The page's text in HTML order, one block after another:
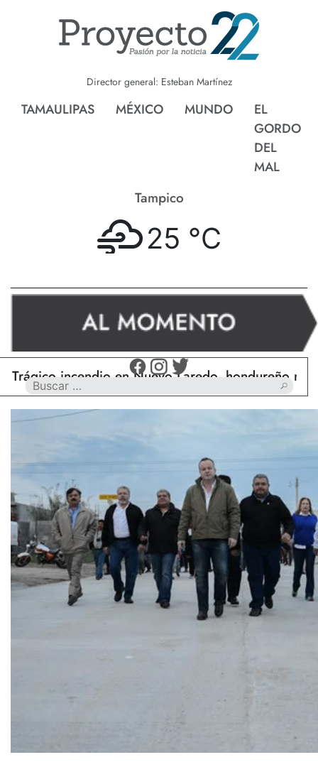
Director general: Esteban Martínez
TAMAULIPAS MÉXICO MUNDO
EL
GORDO
DEL
MAL
Tampico
25 °C
incendio en Nuevo Laredo, hondureño muere